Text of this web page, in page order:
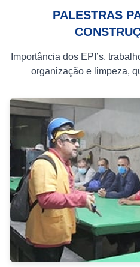
PALESTRAS
Importância dos EPI’s,
organização e limpeza,